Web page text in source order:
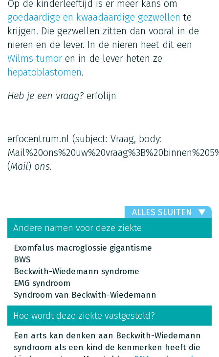
Op de kinderleeftijd is er meer kans om
goedaardige en kwaadaardige gezwellen te
krijgen. Die gezwellen zitten dan vooral in de
nieren en de lever. In de nieren heet dit een
Wilms tumor en in de lever heten ze
hepatoblastomen.
Heb je een vraag? erfolijn
erfocentrum.nl (subject: Vraag, body:
(Mail) ons.
ALLES SLUITEN
Andere namen voor deze ziekte
Exomfalus macroglossie gigantisme
BWS
Beckwith-Wiedemann syndrome
EMG syndroom
Syndroom van Beckwith-Wiedemann
Hoe wordt deze ziekte vastgesteld?
Een arts kan denken aan Beckwith-Wiedemann
syndroom als een kind de kenmerken heeft die